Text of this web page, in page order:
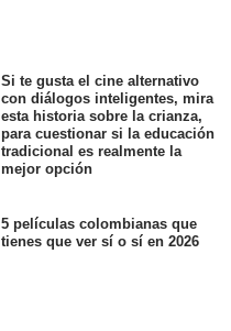
Si te gusta el cine alternativo
con diálogos inteligentes, mira
esta historia sobre la crianza,
para cuestionar si la educación
tradicional es realmente la
mejor opción
5 películas colombianas que
tienes que ver sí o sí en 2026